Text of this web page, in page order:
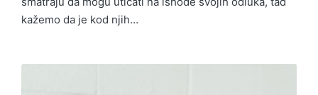
kažemo da je kod njih…